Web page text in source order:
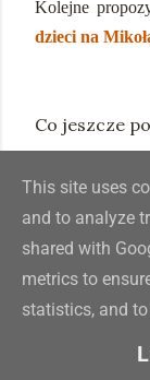
Kolejne
dzieci na
Co jeszcze
Udostępnij
This site uses
and to analyze
shared with
metrics to
statistics, and